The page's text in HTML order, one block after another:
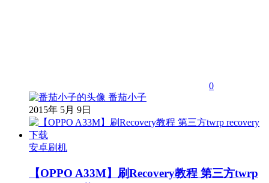
0
番茄小子
2015年 5月 9日
安卓刷机
【OPPO A33M】刷Recovery教程 第三方twrp